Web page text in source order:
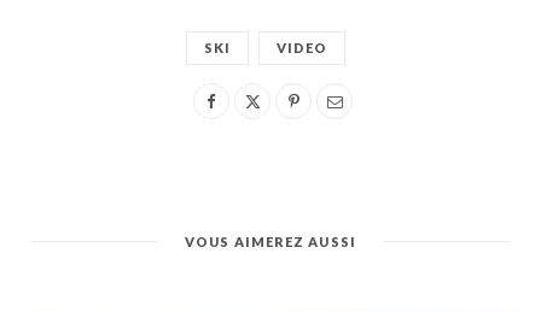
SKI VIDEO
VOUS AIMEREZ AUSSI